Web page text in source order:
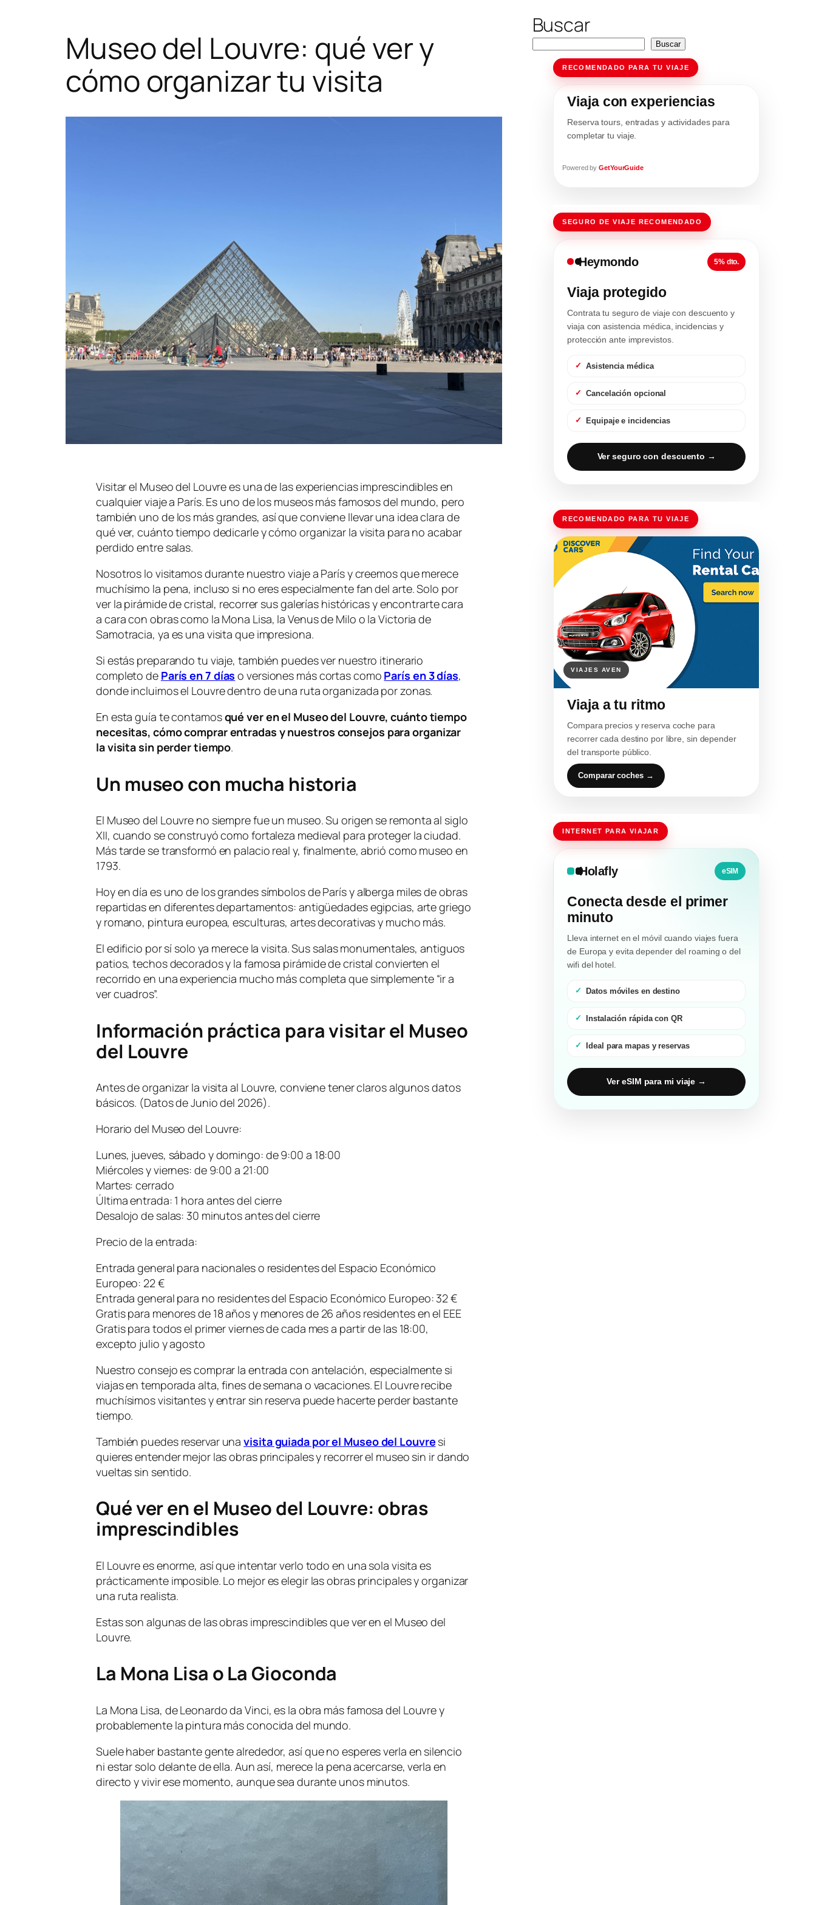
Museo del Louvre: qué ver y
cómo organizar tu visita
Visitar el Museo del Louvre es una de las experiencias imprescindibles en
cualquier viaje a París. Es uno de los museos más famosos del mundo, pero
también uno de los más grandes, así que conviene llevar una idea clara de
qué ver, cuánto tiempo dedicarle y cómo organizar la visita para no acabar
perdido entre salas.
Nosotros lo visitamos durante nuestro viaje a París y creemos que merece
muchísimo la pena, incluso si no eres especialmente fan del arte. Solo por
ver la pirámide de cristal, recorrer sus galerías históricas y encontrarte cara
a cara con obras como la Mona Lisa, la Venus de Milo o la Victoria de
Samotracia, ya es una visita que impresiona.
Si estás preparando tu viaje, también puedes ver nuestro itinerario
completo de París en 7 días o versiones más cortas como París en 3 días,
donde incluimos el Louvre dentro de una ruta organizada por zonas.
En esta guía te contamosqué ver en el Museo del Louvre, cuánto tiempo
necesitas, cómo comprar entradas y nuestros consejos para organizar
la visita sin perder tiempo.
Un museo con mucha historia
El Museo del Louvre no siempre fue un museo. Su origen se remonta al siglo
XII, cuando se construyó como fortaleza medieval para proteger la ciudad.
Más tarde se transformó en palacio real y, finalmente, abrió como museo en
1793.
Hoy en día es uno de los grandes símbolos de París y alberga miles de obras
repartidas en diferentes departamentos: antigüedades egipcias, arte griego
y romano, pintura europea, esculturas, artes decorativas y mucho más.
El edificio por sí solo ya merece la visita. Sus salas monumentales, antiguos
patios, techos decorados y la famosa pirámide de cristal convierten el
recorrido en una experiencia mucho más completa que simplemente “ir a
ver cuadros”.
Información práctica para visitar el Museo
del Louvre
Antes de organizar la visita al Louvre, conviene tener claros algunos datos
básicos. (Datos de Junio del 2026).
Horario del Museo del Louvre:
Lunes, jueves, sábado y domingo: de 9:00 a 18:00
Miércoles y viernes: de 9:00 a 21:00
Martes: cerrado
Última entrada: 1 hora antes del cierre
Desalojo de salas: 30 minutos antes del cierre
Precio de la entrada:
Entrada general para nacionales o residentes del Espacio Económico
Europeo: 22 €
Entrada general para no residentes del Espacio Económico Europeo: 32 €
Gratis para menores de 18 años y menores de 26 años residentes en el EEE
Gratis para todos el primer viernes de cada mes a partir de las 18:00,
excepto julio y agosto
Nuestro consejo es comprar la entrada con antelación, especialmente si
viajas en temporada alta, fines de semana o vacaciones. El Louvre recibe
muchísimos visitantes y entrar sin reserva puede hacerte perder bastante
tiempo.
También puedes reservar unavisita guiada por el Museo del Louvre si
quieres entender mejor las obras principales y recorrer el museo sin ir dando
vueltas sin sentido.
Qué ver en el Museo del Louvre: obras
imprescindibles
El Louvre es enorme, así que intentar verlo todo en una sola visita es
prácticamente imposible. Lo mejor es elegir las obras principales y organizar
una ruta realista.
Estas son algunas de las obras imprescindibles que ver en el Museo del
Louvre.
La Mona Lisa o La Gioconda
La Mona Lisa, de Leonardo da Vinci, es la obra más famosa del Louvre y
probablemente la pintura más conocida del mundo.
Suele haber bastante gente alrededor, así que no esperes verla en silencio
ni estar solo delante de ella. Aun así, merece la pena acercarse, verla en
directo y vivir ese momento, aunque sea durante unos minutos.
Buscar
Buscar
RECOMENDADO PARA TU VIAJE
Viaja con experiencias
Reserva tours, entradas y actividades para
completar tu viaje.
Powered byGetYourGuide
SEGURO DE VIAJE RECOMENDADO
Heymondo 5% dto.
Viaja protegido
Contrata tu seguro de viaje con descuento y
viaja con asistencia médica, incidencias y
protección ante imprevistos.
Asistencia médica
Cancelación opcional
Equipaje e incidencias
Ver seguro con descuento →
RECOMENDADO PARA TU VIAJE
Viaja a tu ritmo
Compara precios y reserva coche para
recorrer cada destino por libre, sin depender
del transporte público.
Comparar coches →
INTERNET PARA VIAJAR
Holafly eSIM
Conecta desde el primer
minuto
Lleva internet en el móvil cuando viajes fuera
de Europa y evita depender del roaming o del
wifi del hotel.
Datos móviles en destino
Instalación rápida con QR
Ideal para mapas y reservas
Ver eSIM para mi viaje →